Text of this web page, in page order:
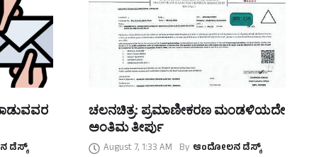
ಡೆಸ್ಕ್
ಚಲನಚಿತ್ರ: ಪ್ರಮಾಣೀಕರಣ ಮಂಡಳಿಯದೇ
ಅಂತಿಮ ತೀರ್ಪು
August 7, 1:33 AM By ಆಂದೋಲನ ಡೆಸ್ಕ್